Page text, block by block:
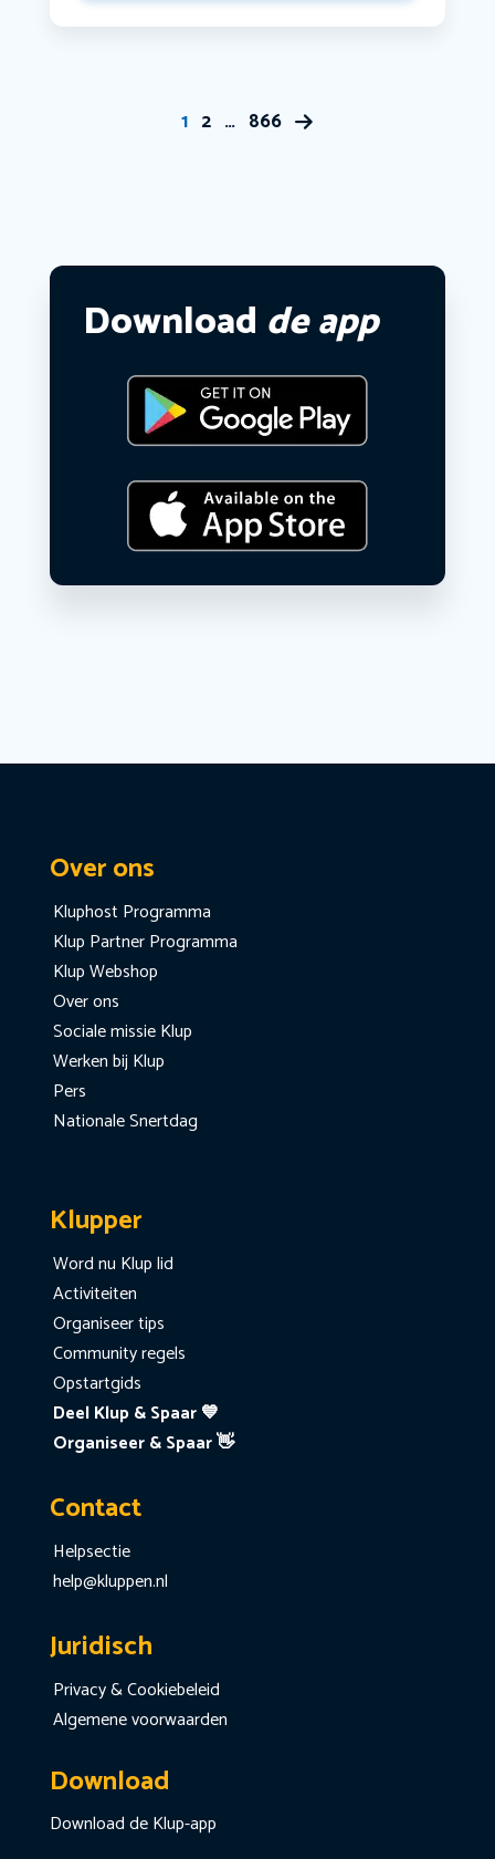
1 2 … 866
Download de app
Over ons
Kluphost Programma
Klup Partner Programma
Klup Webshop
Over ons
Sociale missie Klup
Werken bij Klup
Pers
Nationale Snertdag
Klupper
Word nu Klup lid
Activiteiten
Organiseer tips
Community regels
Opstartgids
Deel Klup & Spaar 💙
Organiseer & Spaar 👋
Contact
Helpsectie
help@kluppen.nl
Juridisch
Privacy & Cookiebeleid
Algemene voorwaarden
Download
Download de Klup-app